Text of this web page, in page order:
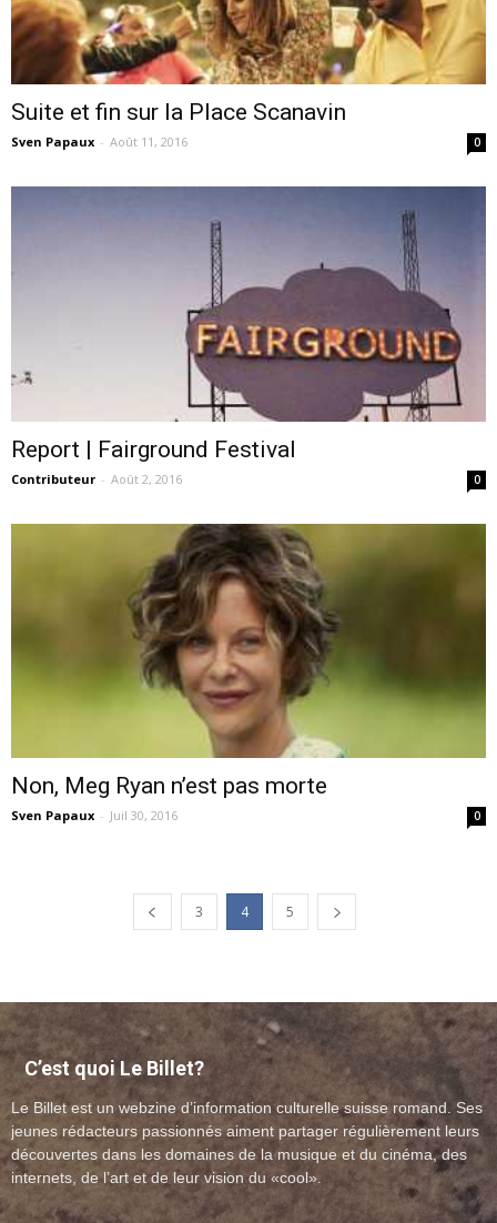
Suite et fin sur la Place Scanavin
Sven Papaux - Août 11, 2016 0
Report | Fairground Festival
Contributeur - Août 2, 2016 0
Non, Meg Ryan n’est pas morte
Sven Papaux - Juil 30, 2016 0
3 4 5
C’est quoi Le Billet?
Le Billet est un webzine d’information culturelle suisse romand. Ses
jeunes rédacteurs passionnés aiment partager régulièrement leurs
découvertes dans les domaines de la musique et du cinéma, des
internets, de l’art et de leur vision du «cool».